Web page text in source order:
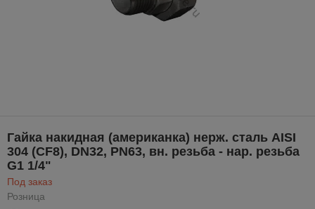
Гайка накидная (американка) нерж. сталь AISI
304 (CF8), DN32, PN63, вн. резьба - нар. резьба
G1 1/4"
Под заказ
Розница